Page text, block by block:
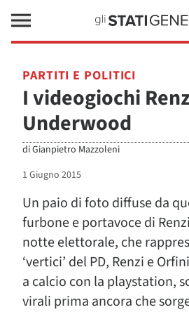
PARTITI E POLITICI
I videogiochi
Underwood
diGianpietro Mazzoleni
1 Giugno 2015
Un paio di foto diffuse da
furbone e portavoce di
notte elettorale, che
‘vertici’ del PD, Renzi e
a calcio con la playstation,
virali prima ancora che